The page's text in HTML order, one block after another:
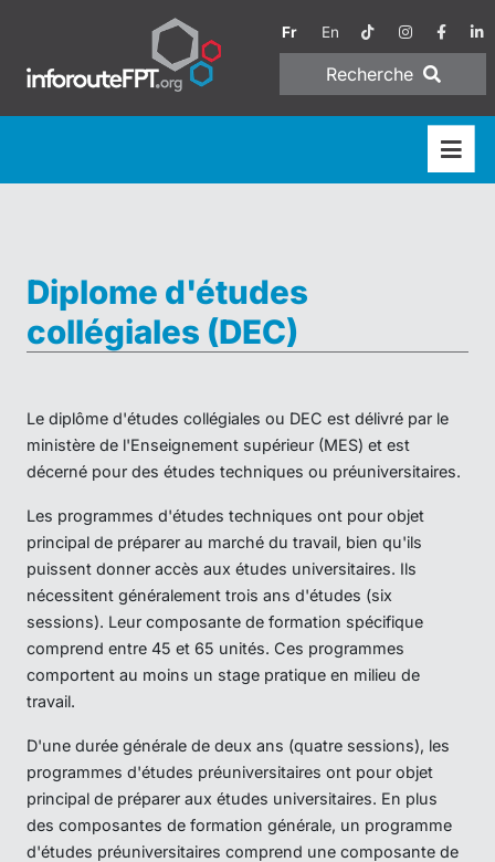
Fr En
Recherche
Diplome d'études
collégiales (DEC)
Le diplôme d'études collégiales ou DEC est délivré par le
ministère de l'Enseignement supérieur (MES) et est
décerné pour des études techniques ou préuniversitaires.
Les programmes d'études techniques ont pour objet
principal de préparer au marché du travail, bien qu'ils
puissent donner accès aux études universitaires. Ils
nécessitent généralement trois ans d'études (six
sessions). Leur composante de formation spécifique
comprend entre 45 et 65 unités. Ces programmes
comportent au moins un stage pratique en milieu de
travail.
D'une durée générale de deux ans (quatre sessions), les
programmes d'études préuniversitaires ont pour objet
principal de préparer aux études universitaires. En plus
des composantes de formation générale, un programme
d'études préuniversitaires comprend une composante de